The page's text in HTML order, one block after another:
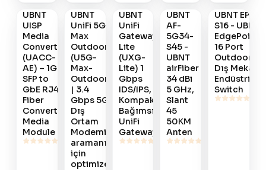
901Ver
UBNT
UISP
Media
Converter
(UACC-
AE) – 1G
SFP to
GbE RJ45
Fiber
Converter
Media
Module
844Ver
UBNT
UniFi 5G
Max
Outdoor
(U5G-
Max-
Outdoor)
| 3.4
Gbps 5G
Dış
Ortam
Modemi,
aramanız
için
optimize
839Ver
UBNT
UniFi
Gateway
Lite
(UXG-
Lite) 1
Gbps
IDS/IPS,
Kompakt
Bağımsız
UniFi
Gateway
#652Ver
UBNT
AF-
5G34-
S45 -
UBNT
airFiber
34 dBi
5 GHz,
Slant
45
50KM
Anten
#619Ver
UBNT EP-
S16 - UBNT
EdgePoint
16 Port
Outdoor -
Dış Mekan
Endüstriyel
Switch